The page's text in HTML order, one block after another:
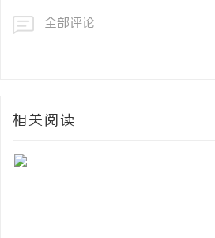
全部评论
相关阅读